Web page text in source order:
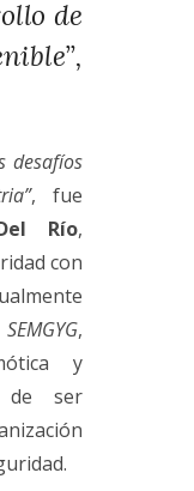
de
desafíos
, fue
Río,
con
,
y
de ser